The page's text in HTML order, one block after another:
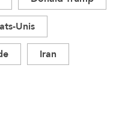
Unis
Iran